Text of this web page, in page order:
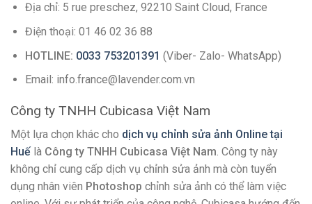
Địa chỉ: 5 rue preschez, 92210 Saint Cloud, France
Điện thoại: 01 46 02 36 88
HOTLINE: 0033 753201391 (Viber- Zalo- WhatsApp)
Email: info.france@lavender.com.vn
Công ty TNHH Cubicasa Việt Nam
Một lựa chọn khác cho dịch vụ chỉnh sửa ảnh Online tại
Huế là Công ty TNHH Cubicasa Việt Nam. Công ty này
không chỉ cung cấp dịch vụ chỉnh sửa ảnh mà còn tuyển
dụng nhân viên Photoshop chỉnh sửa ảnh có thể làm việc